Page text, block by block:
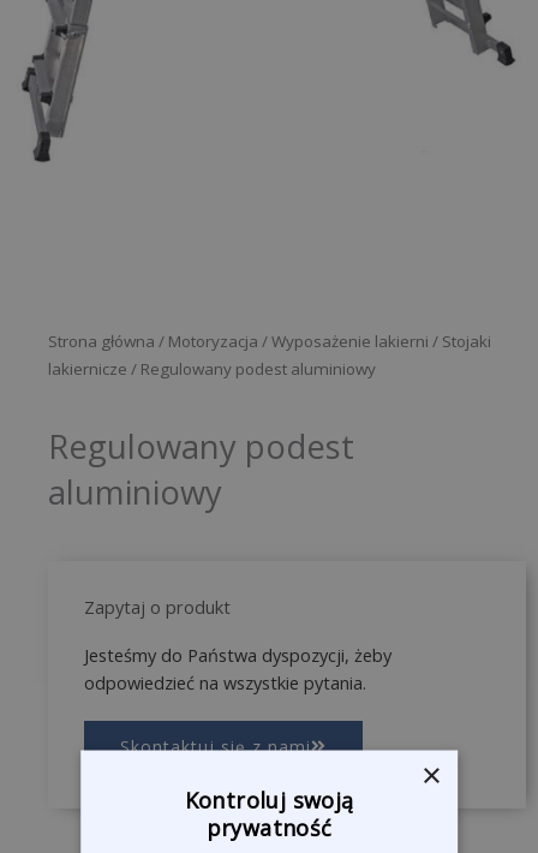
Strona główna / Motoryzacja /Wyposażenie lakierni / Stojaki
lakiernicze / Regulowany podest aluminiowy
Regulowany podest
aluminiowy
Zapytaj o produkt
Jesteśmy do Państwa dyspozycji, żeby
odpowiedzieć na wszystkie pytania.
Skontaktuj się z nami
×
Kontroluj swoją
prywatność